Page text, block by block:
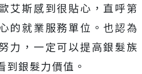
艾斯感到很貼心，直呼第
的就業服務單位。也認為
力，一定可以提高銀髮族
到銀髮力價值。